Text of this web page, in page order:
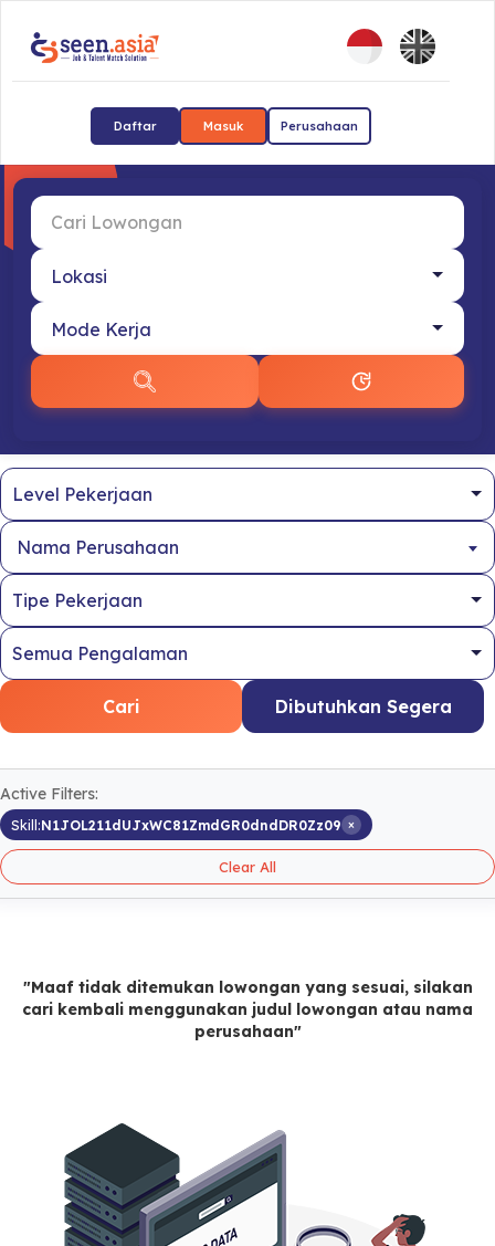
Daftar Masuk Perusahaan
Nama Perusahaan
Cari Dibutuhkan Segera
Active Filters:
Skill:N1JOL211dUJxWC81ZmdGR0dndDR0Zz09 ×
Clear All
"Maaf tidak ditemukan lowongan yang sesuai, silakan
cari kembali menggunakan judul lowongan atau nama
perusahaan"